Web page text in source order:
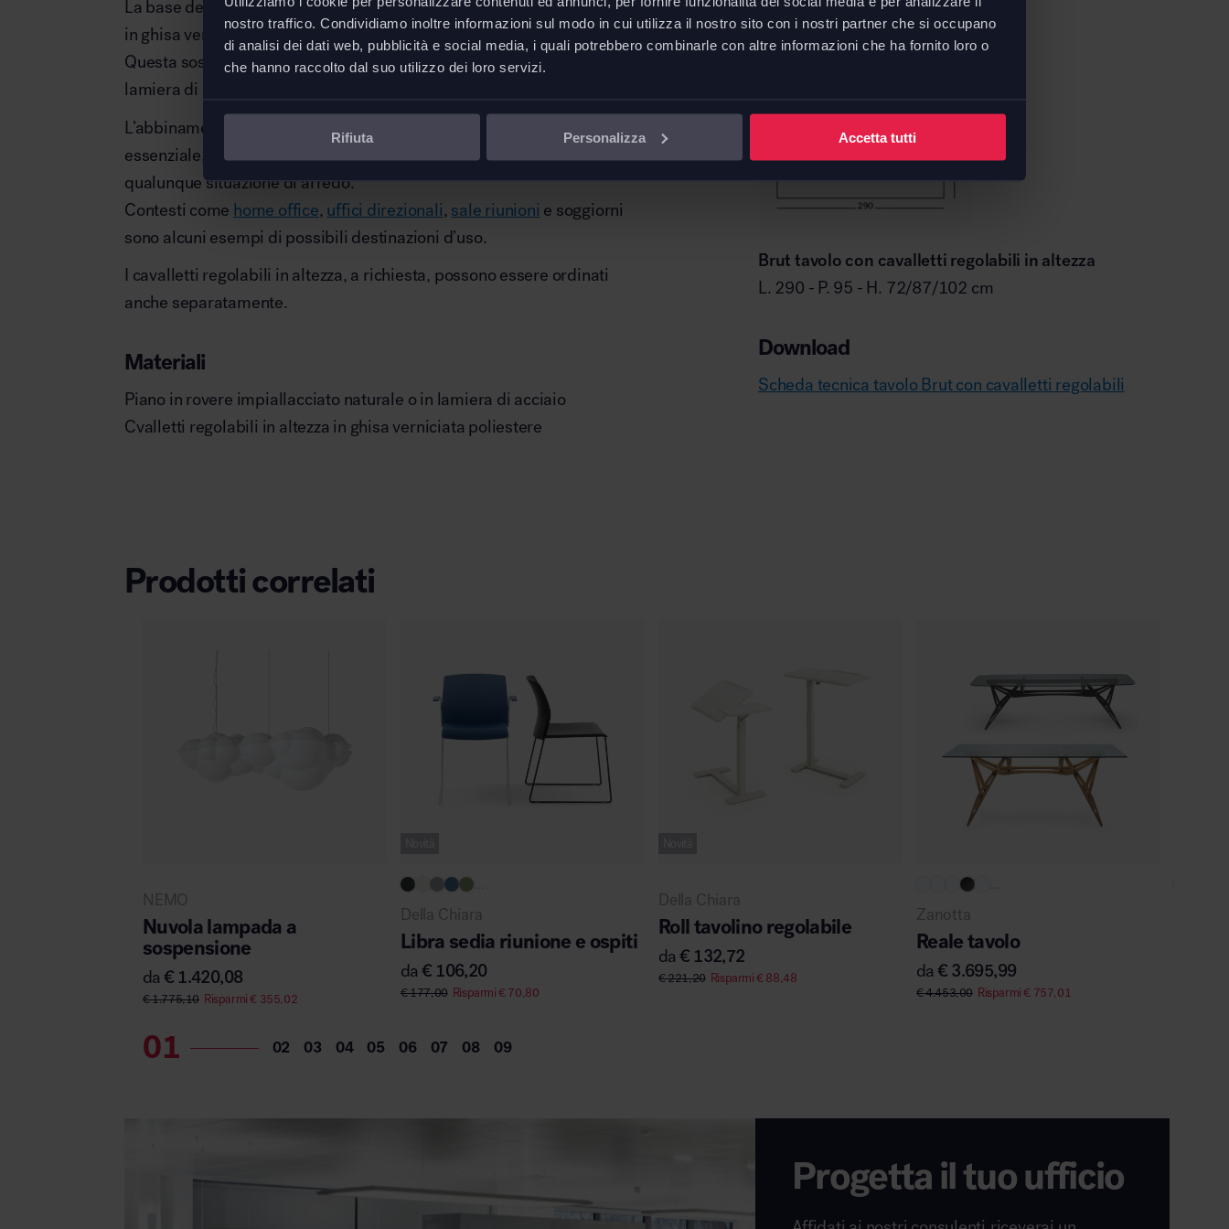
nostro traffico. Condividiamo inoltre informazioni sul modo in cui utilizza il nostro sito con i nostri partner che si occupano
di analisi dei dati web, pubblicità e social media, i quali potrebbero combinarle con altre informazioni che ha fornito loro o
che hanno raccolto dal suo utilizzo dei loro servizi.
Rifiuta Personalizza Accetta tutti
La base del
tavolo regolabile Brut è formata da due solidi cavalletti
in ghisa verniciata, proposti in vari colori.
Questa sostiene un piano di appoggio in rovere impiallacciato o in
lamiera di acciaio.
L’abbinamento di questi prodotti primari crea un effetto schietto ed
essenziale, che permette al tavolo Brut Trestle di ambientarsi in
qualunque situazione di arredo.
Contesti come home office, uffici direzionali, sale riunioni e soggiorni
sono alcuni esempi di possibili destinazioni d’uso.
I cavalletti regolabili in altezza, a richiesta, possono essere ordinati
anche separatamente.
Materiali
Piano in rovere impiallacciato naturale o in lamiera di acciaio
Cvalletti regolabili in altezza in ghisa verniciata poliestere
Brut tavolo con cavalletti regolabili in altezza
L. 290 - P. 95 - H. 72/87/102 cm
Download
Scheda tecnica tavolo Brut con cavalletti regolabili
Prodotti correlati
NEMO
Nuvola lampada a
sospensione
da€ 1.420,08
€1.775,10 Risparmi€ 355,02
Della Chiara
Libra sedia riunione e ospiti
da€ 106,20
€177,00 Risparmi€70,80
Della Chiara
Roll tavolino regolabile
da€ 132,72
€221,20 Risparmi€88,48
Zanotta
Reale tavolo
da€ 3.695,99
€4.453,00 Risparmi€ 757,01
Progetta il tuo ufficio